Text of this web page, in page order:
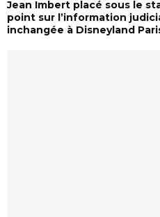
Jean Imbert placé sous le
point sur l’information
inchangée à Disneyland